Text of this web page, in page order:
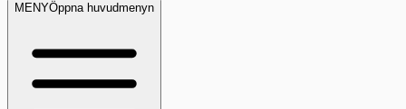
MENYÖppna huvudmenyn